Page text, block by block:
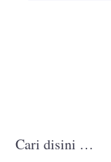
Cari disini …